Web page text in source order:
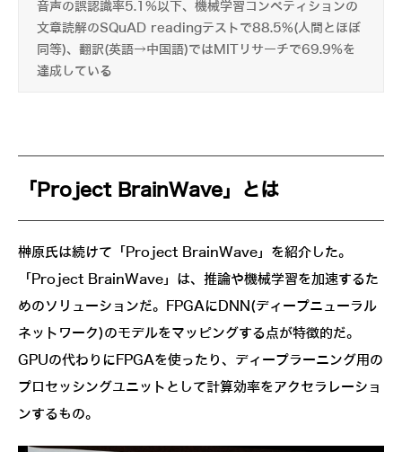
音声の誤認識率5.1%以下、機械学習コンペティションの
文章読解のSQuAD readingテストで88.5%(人間とほぼ
同等)、翻訳(英語→中国語)ではMITリサーチで69.9%を
達成している
「Project BrainWave」とは
榊原氏は続けて「Project BrainWave」を紹介した。
「Project BrainWave」は、推論や機械学習を加速するた
めのソリューションだ。FPGAにDNN(ディープニューラル
ネットワーク)のモデルをマッピングする点が特徴的だ。
GPUの代わりにFPGAを使ったり、ディープラーニング用の
プロセッシングユニットとして計算効率をアクセラレーショ
ンするもの。